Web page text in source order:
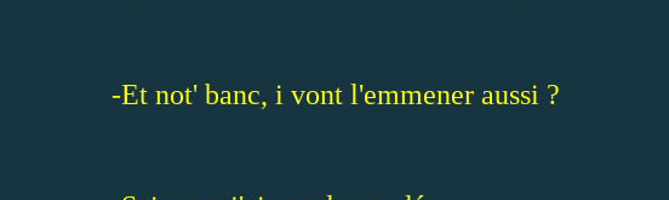
-Et not' banc, i vont l'emmener aussi ?